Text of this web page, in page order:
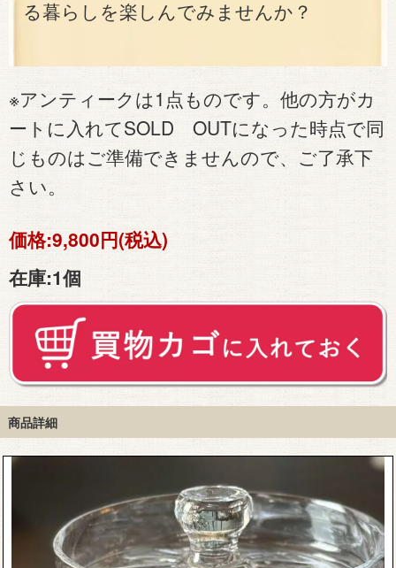
る暮らしを楽しんでみませんか？
※アンティークは1点ものです。他の方がカ
ートに入れてSOLD OUTになった時点で同
じものはご準備できませんので、ご了承下
さい。
価格:9,800円(税込)
在庫:1個
商品詳細